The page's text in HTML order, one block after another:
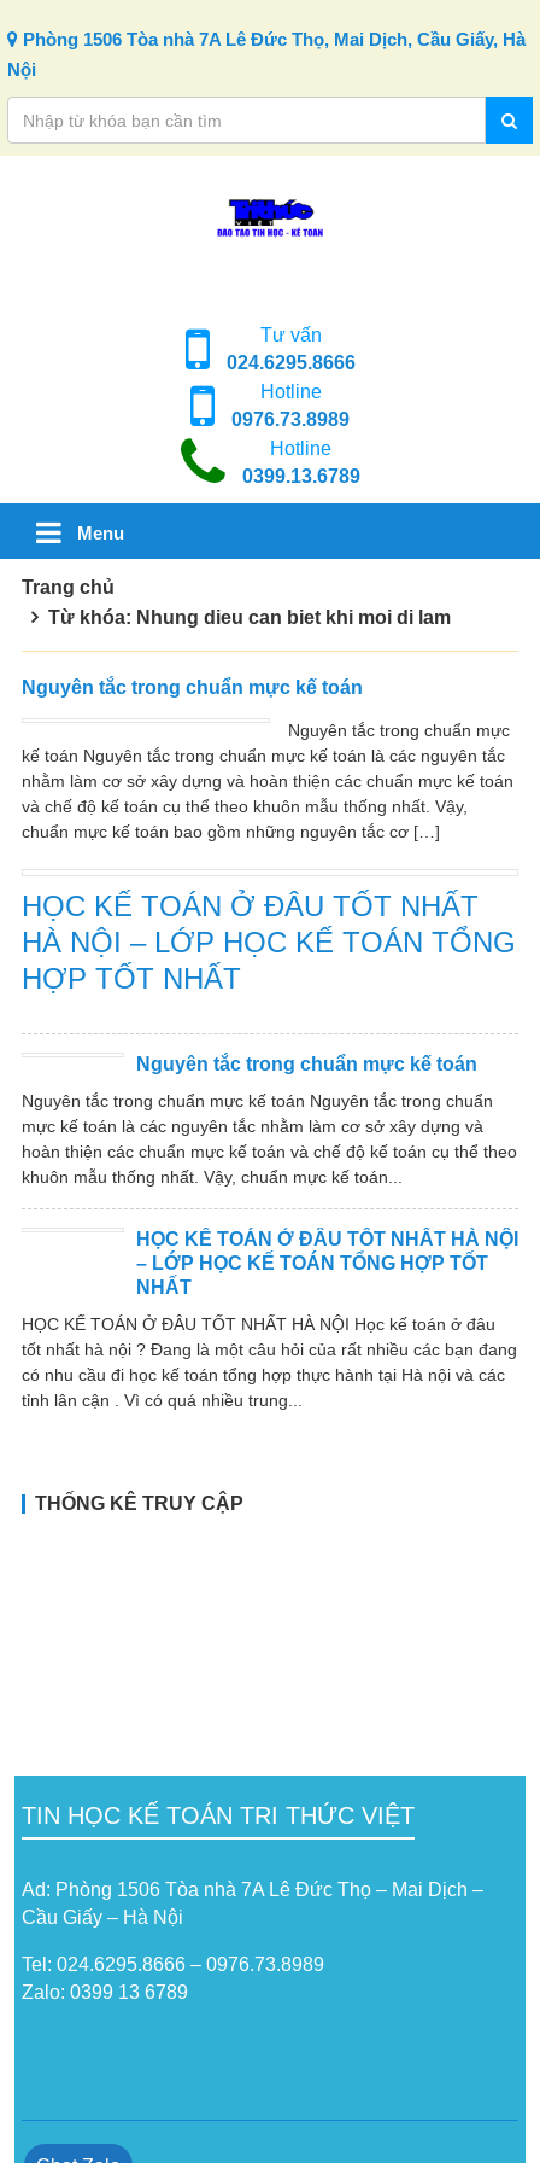
Phòng 1506 Tòa nhà 7A Lê Đức Thọ, Mai Dịch, Cầu Giấy, Hà
Nội
Tư vấn
024.6295.8666
Hotline
0976.73.8989
Hotline
0399.13.6789
Menu
Trang chủ
Từ khóa: Nhung dieu can biet khi moi di lam
Nguyên tắc trong chuẩn mực kế toán
Nguyên tắc trong chuẩn mực
kế toán Nguyên tắc trong chuẩn mực kế toán là các nguyên tắc
nhằm làm cơ sở xây dựng và hoàn thiện các chuẩn mực kế toán
và chế độ kế toán cụ thể theo khuôn mẫu thống nhất. Vậy,
chuẩn mực kế toán bao gồm những nguyên tắc cơ […]
HỌC KẾ TOÁN Ở ĐÂU TỐT NHẤT
HÀ NỘI – LỚP HỌC KẾ TOÁN TỔNG
HỢP TỐT NHẤT
Nguyên tắc trong chuẩn mực kế toán
Nguyên tắc trong chuẩn mực kế toán Nguyên tắc trong chuẩn
mực kế toán là các nguyên tắc nhằm làm cơ sở xây dựng và
hoàn thiện các chuẩn mực kế toán và chế độ kế toán cụ thể theo
khuôn mẫu thống nhất. Vậy, chuẩn mực kế toán...
HỌC KẾ TOÁN Ở ĐÂU TỐT NHẤT HÀ NỘI
– LỚP HỌC KẾ TOÁN TỔNG HỢP TỐT
NHẤT
HỌC KẾ TOÁN Ở ĐÂU TỐT NHẤT HÀ NỘI Học kế toán ở đâu
tốt nhất hà nội ? Đang là một câu hỏi của rất nhiều các bạn đang
có nhu cầu đi học kế toán tổng hợp thực hành tại Hà nội và các
tỉnh lân cận . Vì có quá nhiều trung...
THỐNG KÊ TRUY CẬP
TIN HỌC KẾ TOÁN TRI THỨC VIỆT
Ad: Phòng 1506 Tòa nhà 7A Lê Đức Thọ – Mai Dịch –
Cầu Giấy – Hà Nội
Tel: 024.6295.8666 – 0976.73.8989
Zalo: 0399 13 6789